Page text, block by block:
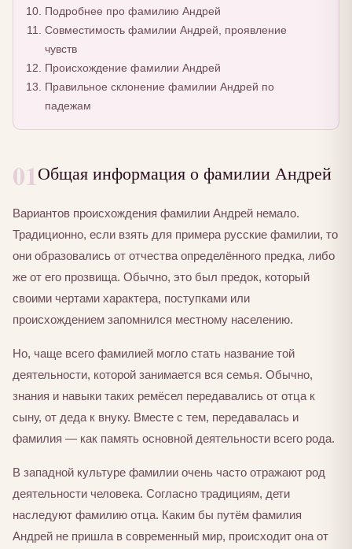
Подробнее про фамилию Андрей
Совместимость фамилии Андрей, проявление
чувств
Происхождение фамилии Андрей
Правильное склонение фамилии Андрей по
падежам
01Общая информация о фамилии Андрей
Вариантов происхождения фамилии Андрей немало.
Традиционно, если взять для примера русские фамилии, то
они образовались от отчества определённого предка, либо
же от его прозвища. Обычно, это был предок, который
своими чертами характера, поступками или
происхождением запомнился местному населению.
Но, чаще всего фамилией могло стать название той
деятельности, которой занимается вся семья. Обычно,
знания и навыки таких ремёсел передавались от отца к
сыну, от деда к внуку. Вместе с тем, передавалась и
фамилия — как память основной деятельности всего рода.
В западной культуре фамилии очень часто отражают род
деятельности человека. Согласно традициям, дети
наследуют фамилию отца. Каким бы путём фамилия
Андрей не пришла в современный мир, происходит она от